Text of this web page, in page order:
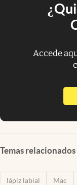
Accede
Temas relacionados
lápiz labial Mac